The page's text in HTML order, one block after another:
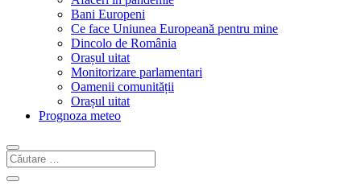
Bani Europeni
Ce face Uniunea Europeană pentru mine
Dincolo de România
Orașul uitat
Monitorizare parlamentari
Oamenii comunității
Orașul uitat
Prognoza meteo